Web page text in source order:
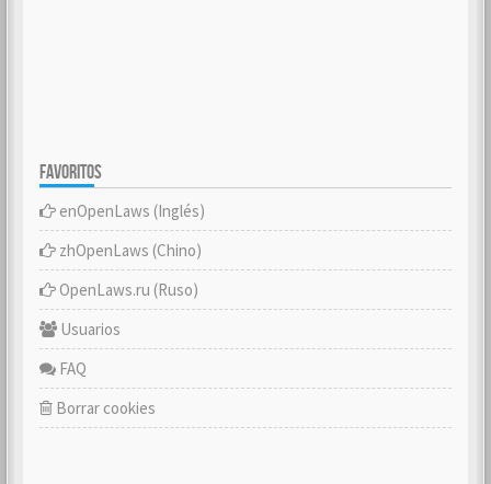
FAVORITOS
enOpenLaws (Inglés)
zhOpenLaws (Chino)
OpenLaws.ru (Ruso)
Usuarios
FAQ
Borrar cookies